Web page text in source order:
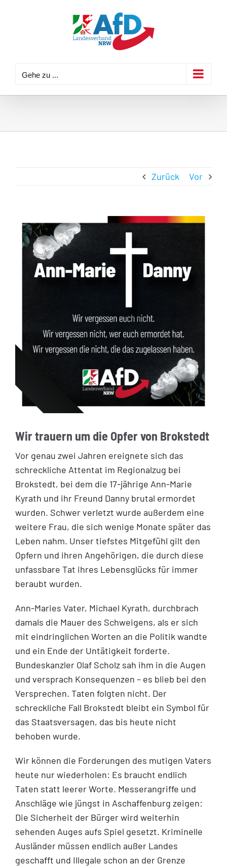
Gehe zu ...
Zurück Vor
Wir trauern um die Opfer von Brokstedt
Vor genau zwei Jahren ereignete sich das
schreckliche Attentat im Regionalzug bei
Brokstedt, bei dem die 17-jährige Ann-Marie
Kyrath und ihr Freund Danny brutal ermordet
wurden. Schwer verletzt wurde außerdem eine
weitere Frau, die sich wenige Monate später das
Leben nahm. Unser tiefstes Mitgefühl gilt den
Opfern und ihren Angehörigen, die durch diese
unfassbare Tat ihres Lebensglücks für immer
beraubt wurden.
Ann-Maries Vater, Michael Kyrath, durchbrach
damals die Mauer des Schweigens, als er sich
mit eindringlichen Worten an die Politik wandte
und ein Ende der Untätigkeit forderte.
Bundeskanzler Olaf Scholz sah ihm in die Augen
und versprach Konsequenzen – es blieb bei den
Versprechen. Taten folgten nicht. Der
schreckliche Fall Brokstedt bleibt ein Symbol für
das Staatsversagen, das bis heute nicht
behoben wurde.
Wir können die Forderungen des mutigen Vaters
heute nur wiederholen: Es braucht endlich
Taten statt leerer Worte. Messerangriffe und
Anschläge wie jüngst in Aschaffenburg zeigen:
Die Sicherheit der Bürger wird weiterhin
sehenden Auges aufs Spiel gesetzt. Kriminelle
Ausländer müssen endlich außer Landes
geschafft und Illegale schon an der Grenze